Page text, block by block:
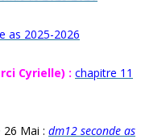
as 2025-2026
Cyrielle) : chapitre 11
Mai : dm12 seconde as